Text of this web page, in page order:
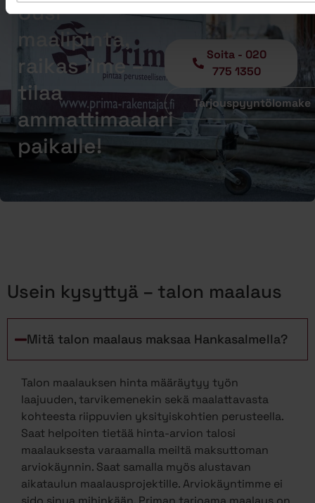
Uusi
maalipinta,
raikas ilme –
tilaa
ammattimaalari
paikalle!
Soita - 020
775 1350
Tarjouspyyntölomake
Usein kysyttyä – talon maalaus
Mitä talon maalaus maksaa Hankasalmella?
Talon maalauksen hinta määräytyy työn
laajuuden, tarvikemenekin sekä maalattavasta
kohteesta riippuvien yksityiskohtien perusteella.
Saat helpoiten tietää hinta-arvion talosi
maalauksesta varaamalla meiltä maksuttoman
arviokäynnin. Saat samalla myös alustavan
aikataulun maalausprojektille. Arviokäyntimme ei